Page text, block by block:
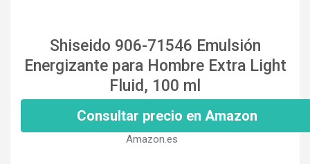
Shiseido 906-71546 Emulsión
Energizante para Hombre Extra Light
Fluid, 100 ml
Consultar precio en Amazon
Amazon.es